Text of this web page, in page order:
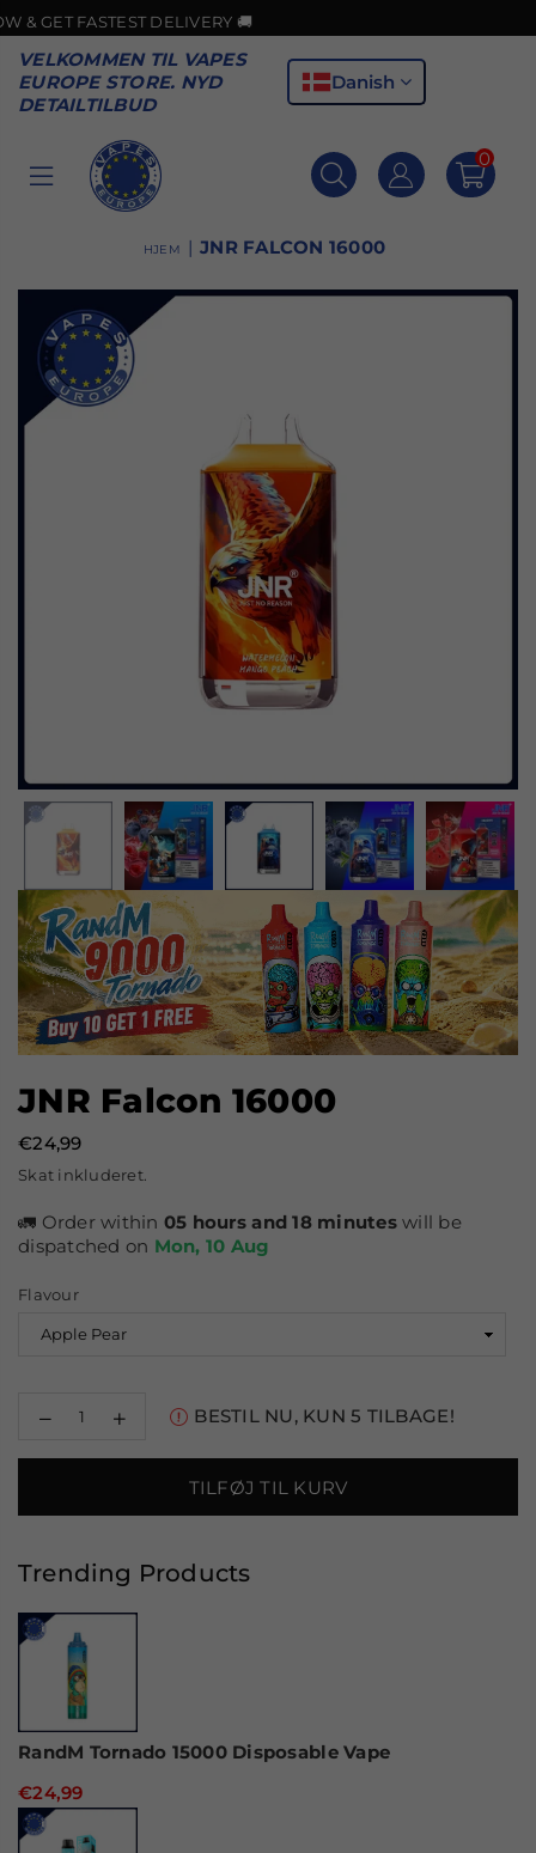
DELIVERY 🚚
VELKOMMEN TIL VAPES
EUROPE STORE. NYD
DETAILTILBUD
Danish
VAPES
0
HJEM | JNR FALCON 16000
JNR Falcon 16000
Normal
pris
€24,99
Skat inkluderet.
🚛 Order within 05 hours and 18 minuteswill be
dispatched on Mon, 10 Aug
Flavour
Reducer
for
16000
Øg
for
16000
BESTIL NU, KUN5 TILBAGE!
TILFØJ TIL KURV
Trending Products
RandM Tornado 15000 Disposable Vape
€24,99